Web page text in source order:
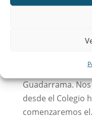
Mariana
nuestra
Iremos a Siete
Guadarrama.
desde el Colegio
comenzaremos